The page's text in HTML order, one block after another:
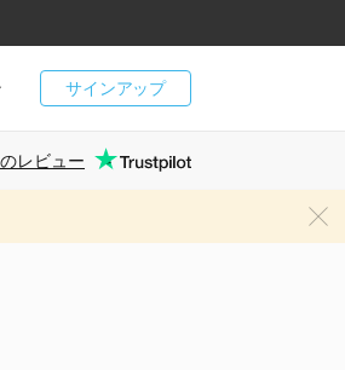
サインアップ
レビュー